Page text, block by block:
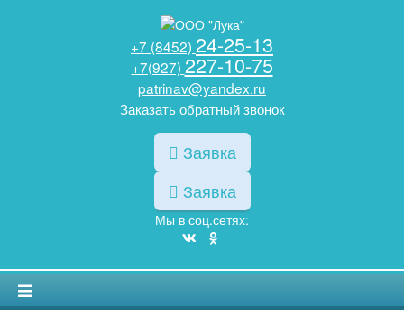
+7 (8452) 24-25-13
+7(927) 227-10-75
patrinav@yandex.ru
Заказать обратный звонок
Заявка
Заявка
Мы в соц.сетях: